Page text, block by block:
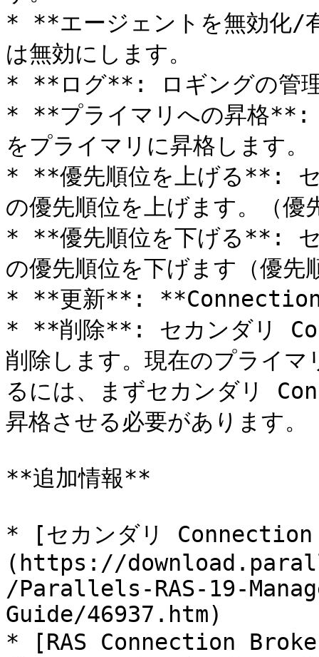
* **エージェントを無効化/
は無効にします。
* **ログ**: ロギングの管理
* **プライマリへの昇格
をプライマリに昇格します。
* **優先順位を上げる**:
の優先順位を上げます。（優
* **優先順位を下げる**:
の優先順位を下げます（優先
* **更新**: **Connection
* **削除**: セカンダリ
削除します。現在のプラ
るには、まずセカンダリ
昇格させる必要があります。
**追加情報**
* [セカンダリ
(https://
/Parallels-RAS-19-
Guide/46937.htm)
* [RAS Connection